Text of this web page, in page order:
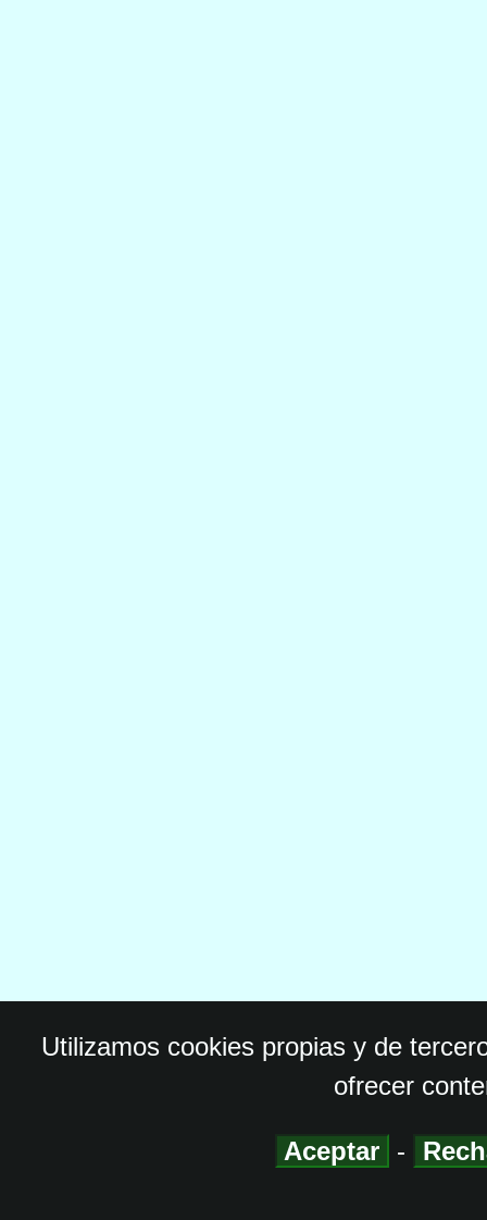
Utilizamos cookies propias y de
ofrecer
Aceptar -